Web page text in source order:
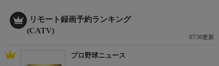
映像について
この番組は、ＢＳテレ東（２Ｋ）放送番組を４Ｋにアップコンバ
リモート録画予約ランキング
(CATV)
07/30更新
プロ野球ニュース